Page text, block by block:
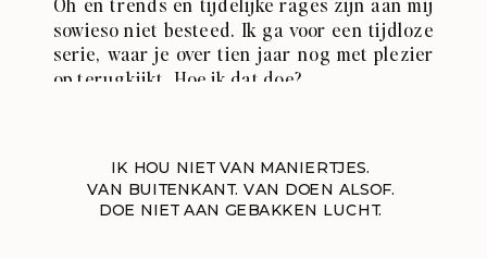
Oh en trends en tijdelijke rages zijn aan mij
sowieso niet besteed. Ik ga voor een tijdloze
serie, waar je over tien jaar nog met plezier
op terugkijkt. Hoe ik dat doe?
IK HOU NIET VAN MANIERTJES.
VAN BUITENKANT. VAN DOEN ALSOF.
DOE NIET AAN GEBAKKEN LUCHT.